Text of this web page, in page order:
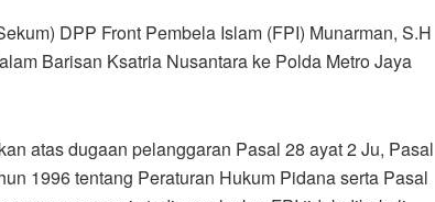
DPP Front Pembela Islam (FPI) Munarman, S.H
Barisan Ksatria Nusantara ke Polda Metro Jaya
atas dugaan pelanggaran Pasal 28 ayat 2 Ju, Pasal
1996 tentang Peraturan Hukum Pidana serta Pasal